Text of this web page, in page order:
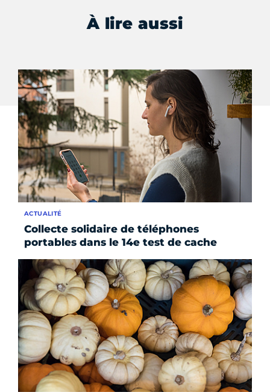
À lire aussi
Collecte solidaire de téléphones
portables dans le 14e test de cache
ACTUALITÉ